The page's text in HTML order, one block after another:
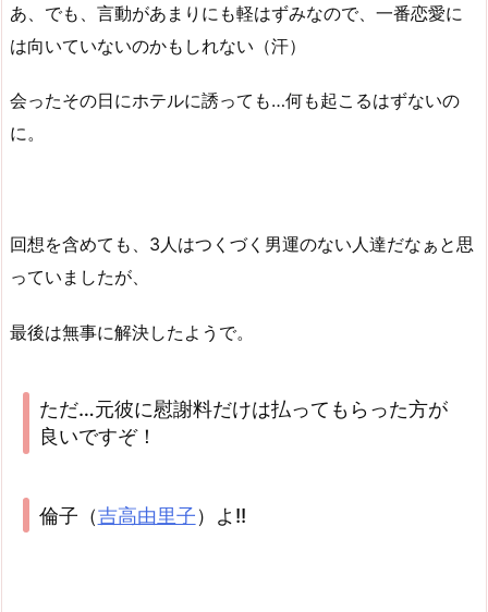
あ、でも、言動があまりにも軽はずみなので、一番恋愛に
は向いていないのかもしれない（汗）
会ったその日にホテルに誘っても…何も起こるはずないの
に。
回想を含めても、3人はつくづく男運のない人達だなぁと思
っていましたが、
最後は無事に解決したようで。
ただ…元彼に慰謝料だけは払ってもらった方が
良いですぞ！
倫子（吉高由里子）よ!!